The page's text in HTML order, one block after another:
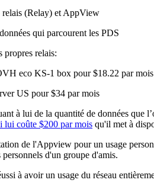
(Relay) et AppView
qui parcourent les PDS
propres relais:
eco KS-1 box pour $18.22 par mois
US pour $34 par mois
à lui de la quantité de données que
lui coûte $200 par mois qu'il met à
de l'Appview pour un usage
d'un groupe d'amis.
à avoir un usage du réseau